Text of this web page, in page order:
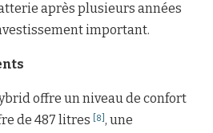
après plusieurs années
important.
offre un niveau de confort
de 487 litres
[8] , une